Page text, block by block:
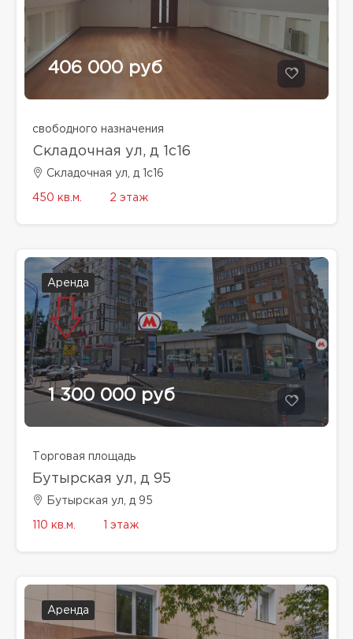
406 000 руб
свободного назначения
Складочная ул, д 1с16
Складочная ул, д 1с16
450 кв.м. 2 этаж
Аренда
1 300 000 руб
Торговая площадь
Бутырская ул, д 95
Бутырская ул, д 95
110 кв.м. 1 этаж
Аренда